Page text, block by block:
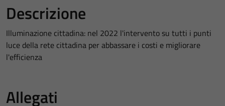
Descrizione
Illuminazione cittadina: nel 2022 l'intervento su tutti i punti
luce della rete cittadina per abbassare i costi e migliorare
l'efficienza
Allegati